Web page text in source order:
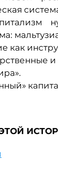
как